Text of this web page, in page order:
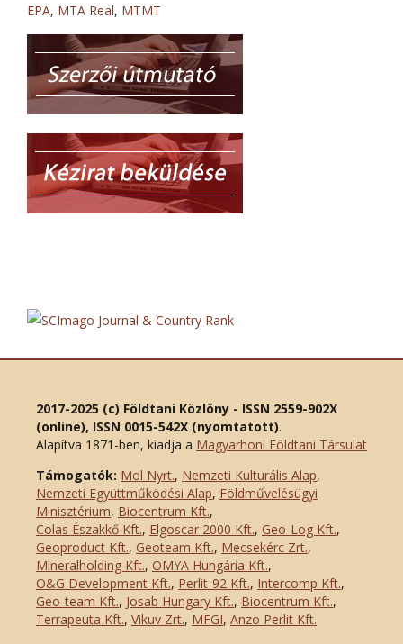
EPA, MTA Real, MTMT
2017-2025 (c) Földtani Közlöny - ISSN 2559-902X
(online), ISSN 0015-542X (nyomtatott).
Alapítva 1871-ben, kiadja a Magyarhoni Földtani Társulat
Támogatók: Mol Nyrt., Nemzeti Kulturális Alap,
Nemzeti Együttműködési Alap, Földművelésügyi
Minisztérium, Biocentrum Kft.,
Colas Északkő Kft., Elgoscar 2000 Kft., Geo-Log Kft.,
Geoproduct Kft., Geoteam Kft., Mecsekérc Zrt.,
Mineralholding Kft., OMYA Hungária Kft.,
O&G Development Kft., Perlit-92 Kft., Intercomp Kft.,
Geo-team Kft., Josab Hungary Kft., Biocentrum Kft.,
Terrapeuta Kft., Vikuv Zrt., MFGI, Anzo Perlit Kft.